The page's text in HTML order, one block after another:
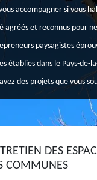
accompagner si vous
agréés et reconnus pour
paysagistes
établies dans le Pays-de-
des projets que vous
DES
COMMUNES